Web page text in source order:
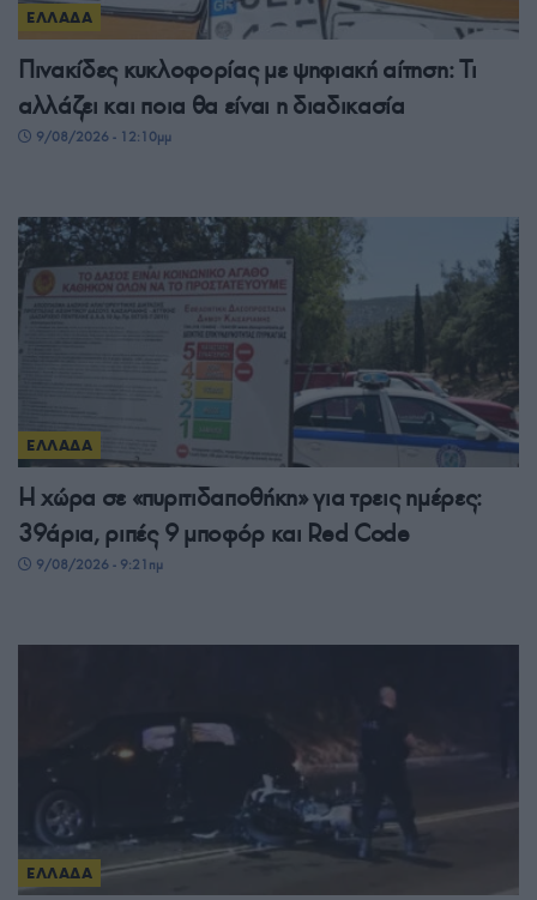
ΕΛΛΑΔΑ
Πινακίδες κυκλοφορίας με ψηφιακή αίτηση: Τι
αλλάζει και ποια θα είναι η διαδικασία
9/08/2026 - 12:10μμ
ΕΛΛΑΔΑ
Η χώρα σε «πυριτιδαποθήκη» για τρεις ημέρες:
39άρια, ριπές 9 μποφόρ και Red Code
9/08/2026 - 9:21πμ
ΕΛΛΑΔΑ